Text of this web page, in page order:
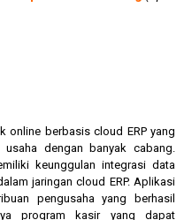
online berbasis cloud ERP yang
dengan banyak cabang.
keunggulan integrasi data
jaringan cloud ERP. Aplikasi
pengusaha yang berhasil
program kasir yang dapat